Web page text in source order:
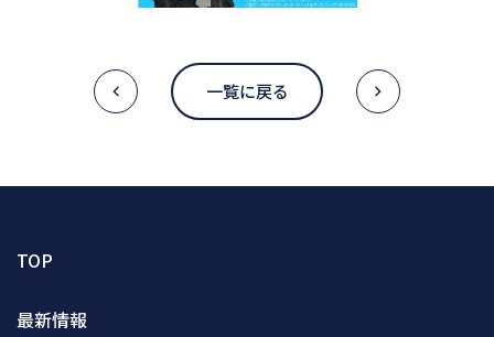
一覧に戻る
TOP
最新情報